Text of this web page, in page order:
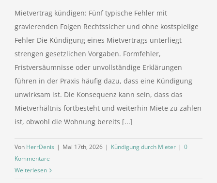
Mietvertrag kündigen: Fünf typische Fehler mit
gravierenden Folgen Rechtssicher und ohne kostspielige
Fehler Die Kündigung eines Mietvertrags unterliegt
strengen gesetzlichen Vorgaben. Formfehler,
Fristversäumnisse oder unvollständige Erklärungen
führen in der Praxis häufig dazu, dass eine Kündigung
unwirksam ist. Die Konsequenz kann sein, dass das
Mietverhältnis fortbesteht und weiterhin Miete zu zahlen
ist, obwohl die Wohnung bereits [...]
Von HerrDenis | Mai 17th, 2026 | Kündigung durch Mieter | 0
Kommentare
Weiterlesen